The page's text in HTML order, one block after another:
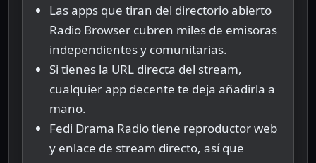
Las apps que tiran del directorio abierto
Radio Browser cubren miles de emisoras
independientes y comunitarias.
Si tienes la URL directa del stream,
cualquier app decente te deja añadirla a
mano.
Fedi Drama Radio tiene reproductor web
y enlace de stream directo, así que